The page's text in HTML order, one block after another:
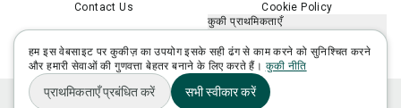
Contact Us
Cookie Policy
कुकी प्राथमिकताएँ
मेरी संवेदनशील निजी जानकारी का उपयोग
सीमित करें
हम इस वेबसाइट पर कुकीज़ का उपयोग इसके सही ढंग से काम करने को सुनिश्चित करने
और हमारी सेवाओं की गुणवत्ता बेहतर बनाने के लिए करते हैं। कुकी नीति
प्राथमिकताएँ प्रबंधित करें सभी स्वीकार करें